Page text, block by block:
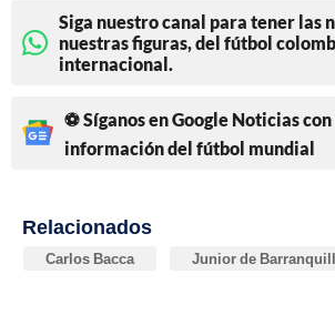
Siga nuestro canal para tener las
nuestras figuras, del fútbol
internacional.
⚽ Síganos en Google Noticias
información del fútbol mundial
Relacionados
Carlos Bacca Junior de